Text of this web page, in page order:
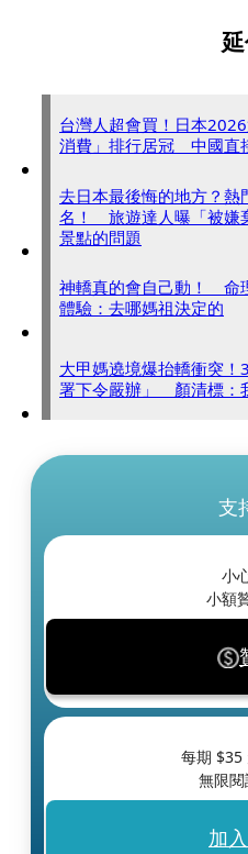
台灣人超會買！日本
消費」排行居冠 中國直
去日本最後悔的地方？熱
名！ 旅遊達人曝「被嫌
景點的問題
神轎真的會自己動！ 命
體驗：去哪媽祖決定的
大甲媽遶境爆抬轎衝突！
署下令嚴辦」 顏清標：
支
小
小額
每期 $35
無限
加